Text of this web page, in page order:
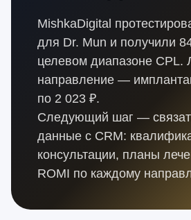
MishkaDigital
для Dr. Mun и получили
целевом диапазоне CPL.
направление —
по 2 023 ₽.
Следующий шаг —
данные с CRM:
консультации, планы
ROMI по каждому